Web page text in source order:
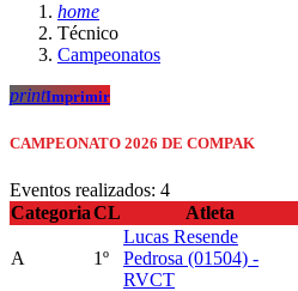
home
Técnico
Campeonatos
printImprimir
CAMPEONATO 2026 DE COMPAK
Eventos realizados: 4
CategoriaCL Atleta
A 1º
Lucas Resende
Pedrosa (01504) -
RVCT